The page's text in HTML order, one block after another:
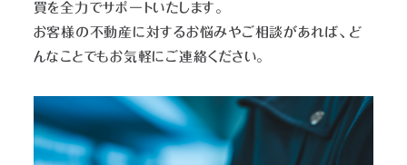
買を全力でサポートいたします。
お客様の不動産に対するお悩みやご相談があれば、ど
んなことでもお気軽にご連絡ください。